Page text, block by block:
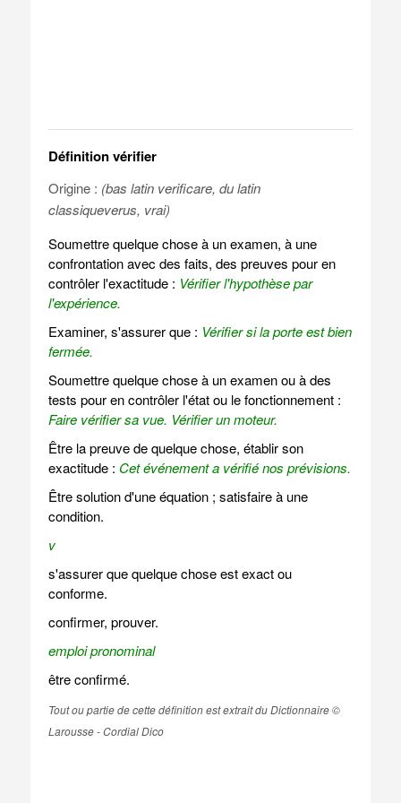
Définition vérifier
Origine : (bas latin verificare, du latin
classiqueverus, vrai)
Soumettre quelque chose à un examen, à une
confrontation avec des faits, des preuves pour en
contrôler l'exactitude : Vérifier l'hypothèse par
l'expérience.
Examiner, s'assurer que : Vérifier si la porte est bien
fermée.
Soumettre quelque chose à un examen ou à des
tests pour en contrôler l'état ou le fonctionnement :
Faire vérifier sa vue. Vérifier un moteur.
Être la preuve de quelque chose, établir son
exactitude : Cet événement a vérifié nos prévisions.
Être solution d'une équation ; satisfaire à une
condition.
v
s'assurer que quelque chose est exact ou
conforme.
confirmer, prouver.
emploi pronominal
être confirmé.
Tout ou partie de cette définition est extrait du Dictionnaire ©
Larousse - Cordial Dico